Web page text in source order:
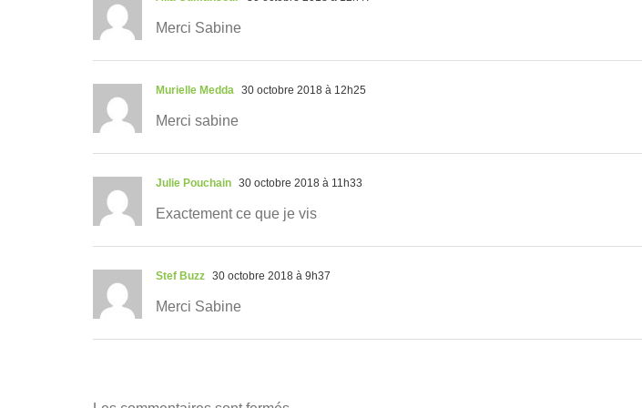
Merci Sabine
Murielle Medda 30 octobre 2018 à 12h25
Merci sabine
Julie Pouchain 30 octobre 2018 à 11h33
Exactement ce que je vis
Stef Buzz 30 octobre 2018 à 9h37
Merci Sabine